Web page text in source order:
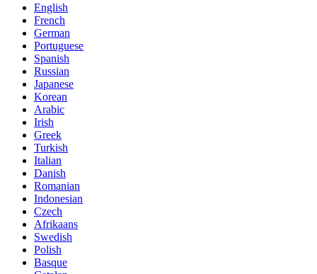
English
French
German
Portuguese
Spanish
Russian
Japanese
Korean
Arabic
Irish
Greek
Turkish
Italian
Danish
Romanian
Indonesian
Czech
Afrikaans
Swedish
Polish
Basque